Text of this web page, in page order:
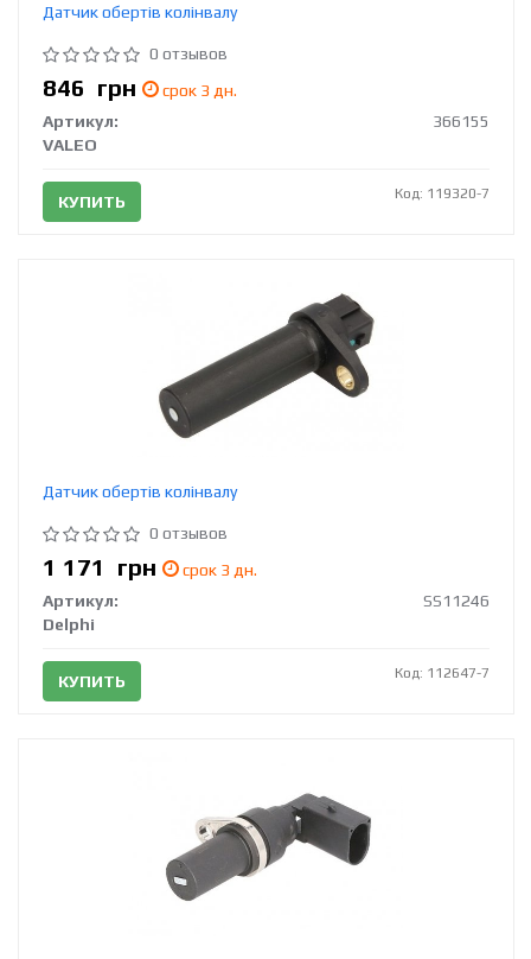
Датчик обертів колінвалу
0 отзывов
846 грн
срок 3 дн.
Артикул:
366155
VALEO
КУПИТЬ Код: 119320-7
Датчик обертів колінвалу
0 отзывов
1 171 грн
срок 3 дн.
Артикул:
SS11246
Delphi
КУПИТЬ Код: 112647-7